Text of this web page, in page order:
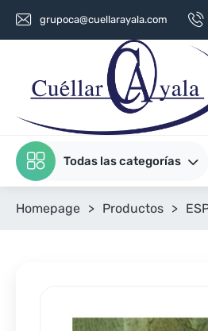
grupoca@cuellarayala.com
Todas las categorías
Homepage > Productos >